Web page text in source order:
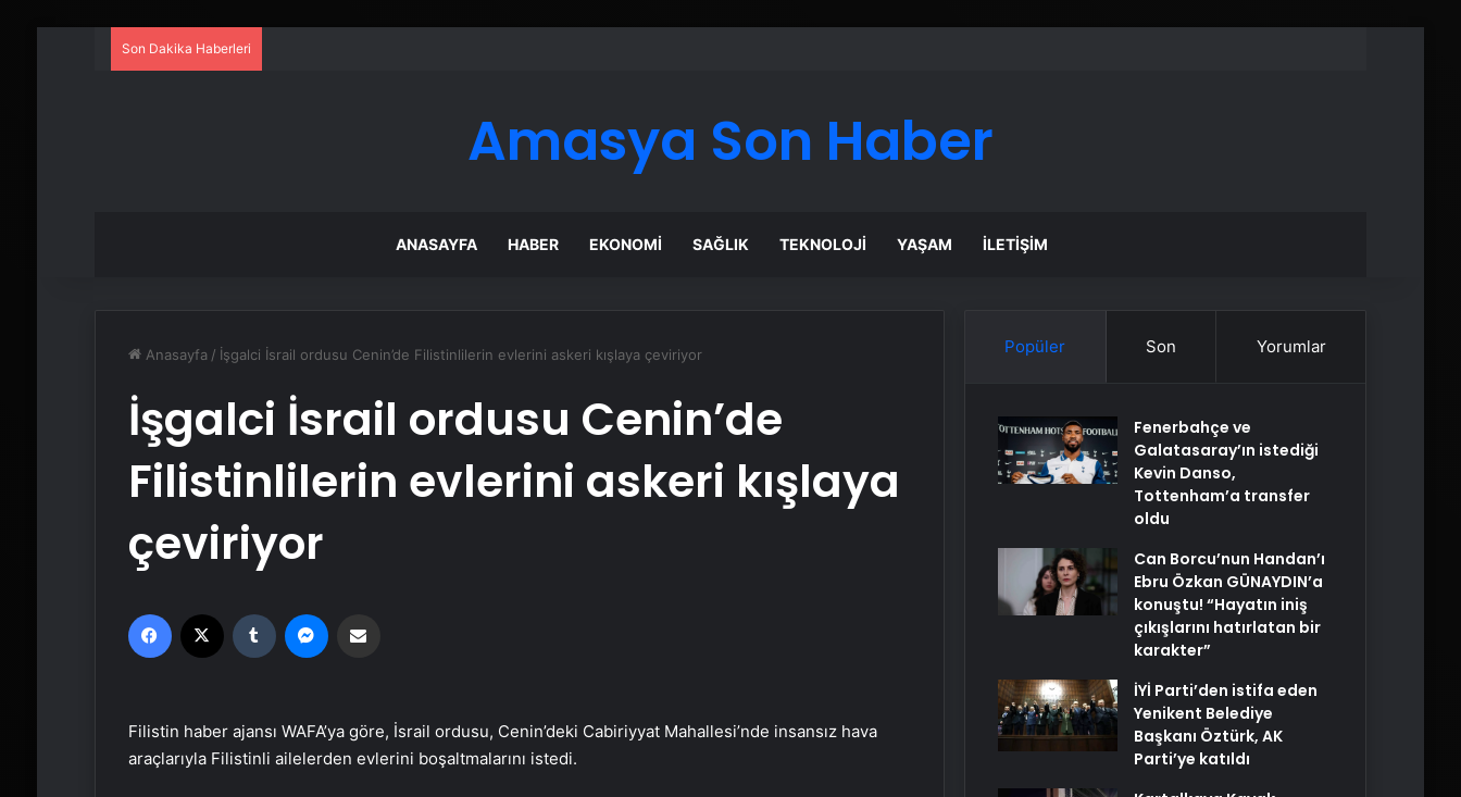
Son Dakika Haberleri
Amasya Son Haber
ANASAYFA HABER EKONOMI SAĞLIK TEKNOLOJI YAŞAM İLETIŞIM
Anasayfa / İşgalci İsrail ordusu Cenin’de Filistinlilerin evlerini askeri kışlaya çeviriyor
İşgalci İsrail ordusu Cenin’de
Filistinlilerin evlerini askeri kışlaya
çeviriyor
Facebook Tumblr
Filistin haber ajansı WAFA’ya göre, İsrail ordusu, Cenin’deki Cabiriyyat Mahallesi’nde insansız hava
araçlarıyla Filistinli ailelerden evlerini boşaltmalarını istedi.
Popüler Son Yorumlar
Fenerbahçe ve
Galatasaray’ın istediği
Kevin Danso,
Tottenham’a transfer
oldu
Can Borcu’nun Handan’ı
Ebru Özkan GÜNAYDIN’a
konuştu! “Hayatın iniş
çıkışlarını hatırlatan bir
karakter”
İYİ Parti’den istifa eden
Yenikent Belediye
Başkanı Öztürk, AK
Parti’ye katıldı